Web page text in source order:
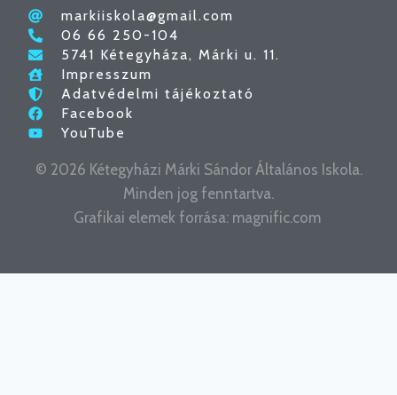
markiiskola@gmail.com
06 66 250-104
5741 Kétegyháza, Márki u. 11.
Impresszum
Adatvédelmi tájékoztató
Facebook
YouTube
© 2026 Kétegyházi Márki Sándor Általános Iskola.
Minden jog fenntartva.
Grafikai elemek forrása: magnific.com